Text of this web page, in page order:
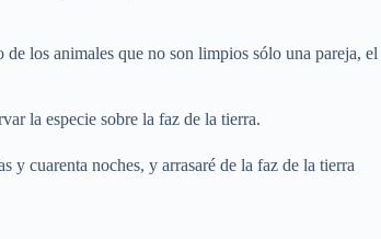
los animales que no son limpios sólo una pareja, el
la especie sobre la faz de la tierra.
y cuarenta noches, y arrasaré de la faz de la tierra